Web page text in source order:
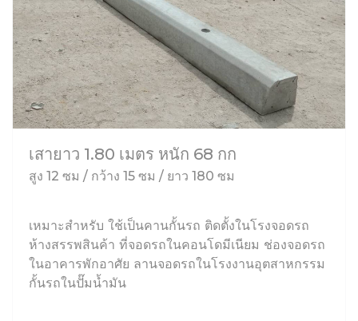
เสายาว 1.80 เมตร หนัก 68 กก
สูง 12 ซม / กว้าง 15 ซม / ยาว 180 ซม
เหมาะสำหรับ ใช้เป็นคานกั้นรถ ติดตั้งในโรงจอดรถ
ห้างสรรพสินค้า ที่จอดรถในคอนโดมีเนียม ช่องจอดรถ
ในอาคารพักอาศัย ลานจอดรถในโรงงานอุตสาหกรรม
กั้นรถในปั๊มน้ำมัน